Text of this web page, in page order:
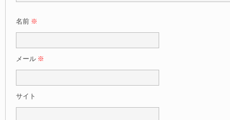
名前 ※
メール ※
サイト